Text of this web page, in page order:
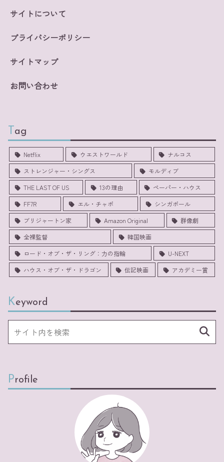
サイトについて
プライバシーポリシー
サイトマップ
お問い合わせ
Tag
Netflix ウエストワールド
ナルコス
ストレンジャー・シングス
モルディブ
THE LAST OF US
13の理由
ペーパー・ハウス
FF7R
エル・チャポ
シンガポール
ブリジャートン家
Amazon Original
群像劇
全裸監督
韓国映画
ロード・オブ・ザ・リング：力の指輪
U-NEXT
ハウス・オブ・ザ・ドラゴン
伝記映画 アカデミー賞
Keyword
Profile